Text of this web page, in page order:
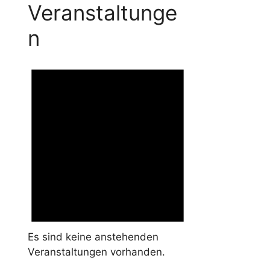
Veranstaltunge
n
Es sind keine anstehenden
Veranstaltungen vorhanden.